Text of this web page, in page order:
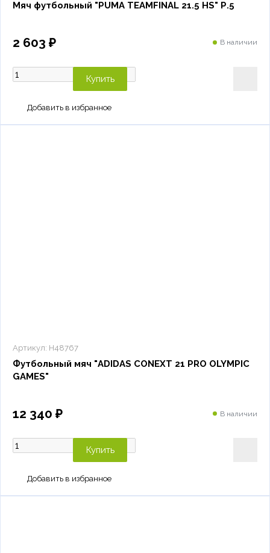
Мяч футбольный "PUMA TEAMFINAL 21.5 HS" Р.5
2 603 ₽ В наличии
Купить
Артикул: H48767
Футбольный мяч "ADIDAS CONEXT 21 PRO OLYMPIC
GAMES"
12 340 ₽ В наличии
Купить